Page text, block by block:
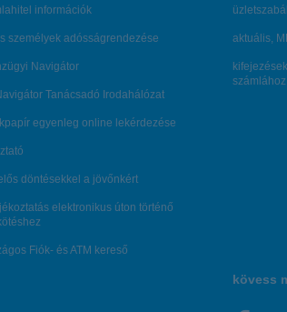
információk
személyek adósságrendezése
Navigátor
Tanácsadó Irodahálózat
egyenleg online lekérdezése
döntésekkel a jövőnkért
elektronikus úton történő
Fiók- és ATM kereső
aktuális,
számlához
kövess